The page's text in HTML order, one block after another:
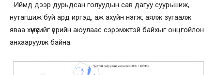
Иймд дээр дурьдсан голуудын сав дагуу суурьшиж,
нутагшиж буй ард иргэд, аж ахуйн нэгж, аялж зугаалж
яваа хүмүүсийг үерийн аюулаас сэрэмжтэй байхыг онцгойлон
анхааруулж байна.